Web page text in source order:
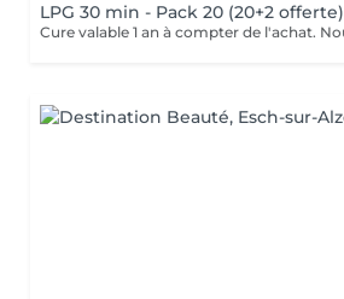
LPG 30 min - Pack 20 (20+2 offerte)